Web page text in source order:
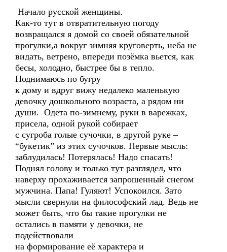
Начало русской женщины.
Как-то тут в отвратительную погоду
возвращался я домой со своей обязательной
прогулки,а вокруг зимняя круговерть, неба не
видать, ветрено, впереди позёмка вьется, как
бесы, холодно, быстрее бы в тепло.
Поднимаюсь по бугру
к дому и вдруг вижу недалеко маленькую
девочку дошкольного возраста, а рядом ни
души. Одета по-зимнему, руки в варежках,
присела, одной рукой собирает
с сугроба голые сучочки, в другой руке –
“букетик” из этих сучочков. Первые мысль:
заблудилась! Потерялась! Надо спасать!
Поднял голову и только тут разглядел, что
наверху прохаживается запрошенный снегом
мужчина. Папа! Гуляют! Успокоился. Зато
мысли свернули на философский лад. Ведь не
может быть, что бы такие прогулки не
остались в памяти у девочки, не
подействовали
на формирование её характера и